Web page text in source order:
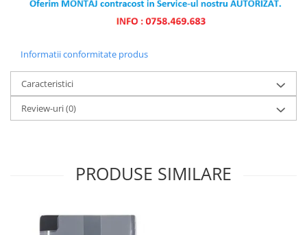
Ecrane Pentru OPPO
REALME COMPATIBILE
REALME SERVICE PACK
Ecrane Pentru DOOGEE
DOOGEE COMPATIBILE
Ecrane Pentru LENOVO
Informatii conformitate produs
Caracteristici
Review-uri(0)
PRODUSE SIMILARE